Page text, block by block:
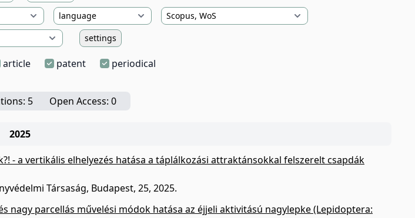
settings
article patent periodical
5 Open Access: 0
2025
- a vertikális elhelyezés hatása a táplálkozási attraktánsokkal felszerelt csapdák
Társaság, Budapest, 25, 2025.
nagy parcellás művelési módok hatása az éjjeli aktivitású nagylepke (Lepidoptera: